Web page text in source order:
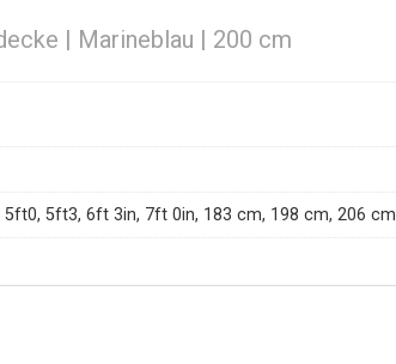
| Marineblau | 200 cm
5ft3, 6ft 3in, 7ft 0in, 183 cm, 198 cm, 206 cm